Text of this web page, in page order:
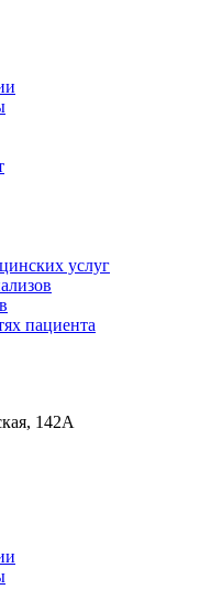
услуг
пациента
142А